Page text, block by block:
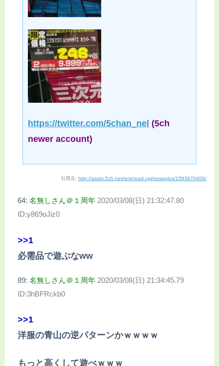
https://twitter.com/5chan_nel (5ch
newer account)
引用元: http://asahi.5ch.net/test/read.cgi/newsplus/1583670408/
64: 名無しさん＠１周年 2020/03/08(日) 21:32:47.80
ID:y869oJiz0
>>1
必需品で遊ぶなww
89: 名無しさん＠１周年 2020/03/08(日) 21:34:45.79
ID:3hBFRckb0
>>1
洋服の青山の逆パターンかｗｗｗｗ
もっと高くして遊べｗｗｗ